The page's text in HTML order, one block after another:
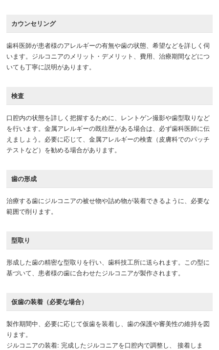
カウンセリング
歯科医師が患者様のアレルギーの有無や歯の状態、希望などを詳しく伺
います。ジルコニアのメリット・デメリット、費用、治療期間などにつ
いても丁寧に説明があります。
検査
口腔内の状態を詳しく把握するために、レントゲン撮影や歯型取りなど
を行います。金属アレルギーの既往歴がある場合は、必ず歯科医師に伝
えましょう。必要に応じて、金属アレルギーの検査（皮膚科でのパッチ
テストなど）を勧める場合があります。
歯の形成
治療する歯にジルコニアの被せ物や詰め物が装着できるように、必要な
範囲で削ります。
型取り
形成した歯の精密な型取りを行い、歯科技工所に送られます。この型に
基づいて、患者様の歯に合わせたジルコニアが製作されます。
仮歯の装着（必要な場合）
製作期間中、必要に応じて仮歯を装着し、歯の保護や審美性の維持を図
ります。
ジルコニアの装着: 完成したジルコニアを口腔内で調整し、 接着しま